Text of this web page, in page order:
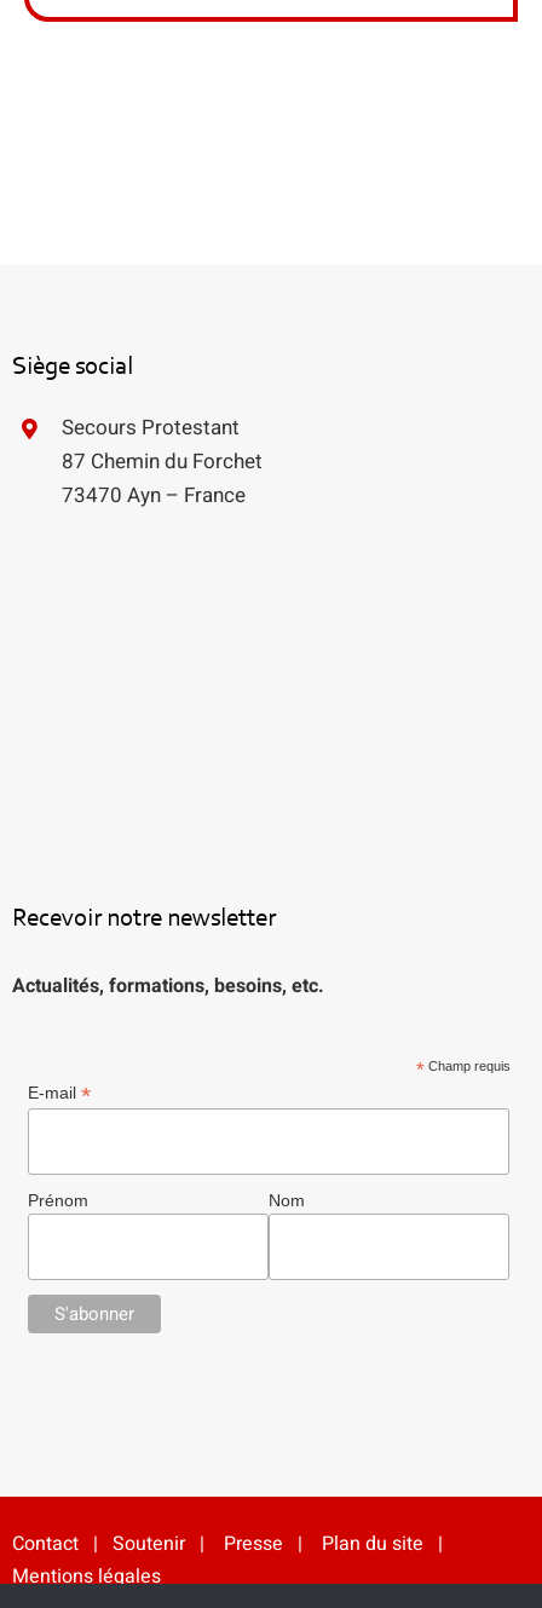
Siège social
Secours Protestant
87 Chemin du Forchet
73470 Ayn – France
Recevoir notre newsletter
Actualités, formations, besoins, etc.
*Champ requis
E-mail *
Prénom Nom
Contact| Soutenir| Presse | Plan du site |
Mentions légales